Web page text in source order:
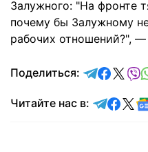
Залужного: "На фронте
почему бы Залужному
рабочих отношений?",
Поделиться:
Читайте нас в: